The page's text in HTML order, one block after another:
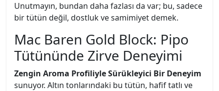
Unutmayın, bundan daha fazlası da var; bu, sadece
bir tütün değil, dostluk ve samimiyet demek.
Mac Baren Gold Block: Pipo
Tütününde Zirve Deneyimi
Zengin Aroma Profiliyle Sürükleyici Bir Deneyim
sunuyor. Altın tonlarındaki bu tütün, hafif tatlı ve